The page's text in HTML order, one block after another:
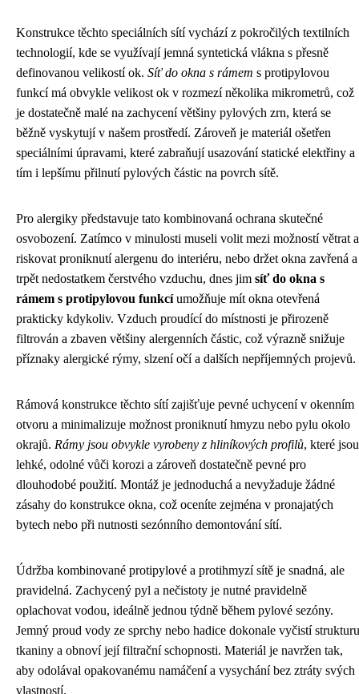
Konstrukce těchto speciálních sítí vychází z pokročilých textilních
technologií, kde se využívají jemná syntetická vlákna s přesně
definovanou velikostí ok. Síť do okna s rámem s protipylovou
funkcí má obvykle velikost ok v rozmezí několika mikrometrů, což
je dostatečně malé na zachycení většiny pylových zrn, která se
běžně vyskytují v našem prostředí. Zároveň je materiál ošetřen
speciálními úpravami, které zabraňují usazování statické elektřiny a
tím i lepšímu přilnutí pylových částic na povrch sítě.
Pro alergiky představuje tato kombinovaná ochrana skutečné
osvobození. Zatímco v minulosti museli volit mezi možností větrat a
riskovat proniknutí alergenu do interiéru, nebo držet okna zavřená a
trpět nedostatkem čerstvého vzduchu, dnes jim síť do okna s
rámem s protipylovou funkcíumožňuje mít okna otevřená
prakticky kdykoliv. Vzduch proudící do místnosti je přirozeně
filtrován a zbaven většiny alergenních částic, což výrazně snižuje
příznaky alergické rýmy, slzení očí a dalších nepříjemných projevů.
Rámová konstrukce těchto sítí zajišťuje pevné uchycení v okenním
otvoru a minimalizuje možnost proniknutí hmyzu nebo pylu okolo
okrajů. Rámy jsou obvykle vyrobeny z hliníkových profilů, které jsou
lehké, odolné vůči korozi a zároveň dostatečně pevné pro
dlouhodobé použití. Montáž je jednoduchá a nevyžaduje žádné
zásahy do konstrukce okna, což oceníte zejména v pronajatých
bytech nebo při nutnosti sezónního demontování sítí.
Údržba kombinované protipylové a protihmyzí sítě je snadná, ale
pravidelná. Zachycený pyl a nečistoty je nutné pravidelně
oplachovat vodou, ideálně jednou týdně během pylové sezóny.
Jemný proud vody ze sprchy nebo hadice dokonale vyčistí strukturu
tkaniny a obnoví její filtrační schopnosti. Materiál je navržen tak,
aby odolával opakovanému namáčení a vysychání bez ztráty svých
vlastností.